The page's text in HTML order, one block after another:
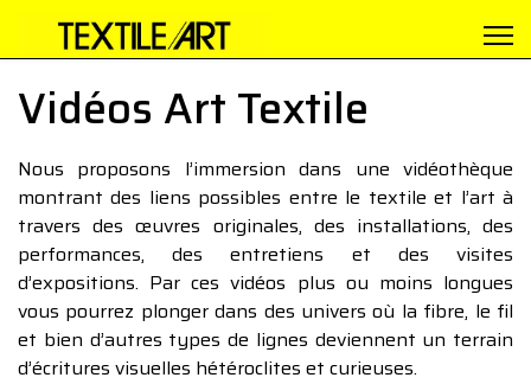
Vidéos Art Textile
Nous proposons l’immersion dans une vidéothèque
montrant des liens possibles entre le textile et l’art à
travers des œuvres originales, des installations, des
performances, des entretiens et des visites
d’expositions. Par ces vidéos plus ou moins longues
vous pourrez plonger dans des univers où la fibre, le fil
et bien d’autres types de lignes deviennent un terrain
d’écritures visuelles hétéroclites et curieuses.